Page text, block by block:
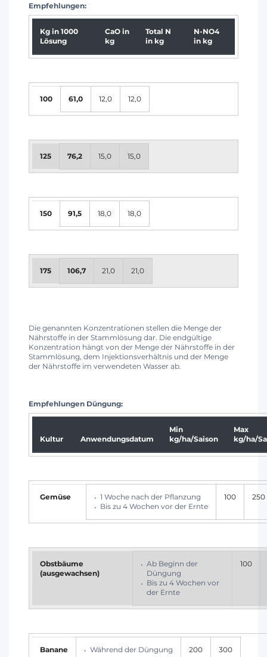
Empfehlungen:
Kg in 1000
Lösung
CaO in
kg
Total N
in kg
N-NO4
in kg
100 61,0 12,0 12,0
125 76,2 15,0 15,0
150 91,5 18,0 18,0
175 106,7 21,0 21,0
Die genannten Konzentrationen stellen die Menge der
Nährstoffe in der Stammlösung dar. Die endgültige
Konzentration hängt von der Menge der Nährstoffe in der
Stammlösung, dem Injektionsverhältnis und der Menge
der Nährstoffe im verwendeten Wasser ab.
Empfehlungen Düngung:
Kultur Anwendungsdatum
Min
kg/ha/Saison
Max
kg/ha/
Gemüse
1 Woche nach der Pflanzung
Bis zu 4 Wochen vor der Ernte
100 250
Obstbäume
(ausgewachsen)
Ab Beginn der
Düngung
Bis zu 4 Wochen vor
der Ernte
100
Banane Während der Düngung 200 300